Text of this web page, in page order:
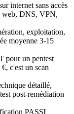
internet sans accès
web, DNS, VPN,
exploitation,
moyenne 3-15
pour un pentest
c'est un scan
détaillé,
post-remédiation
PASSI